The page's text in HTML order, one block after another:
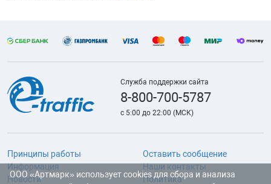
Служба поддержки сайта
8-800-700-5787
с 5:00 до 22:00 (МСК)
Принципы работы
Информация
Новости
Оставить сообщение
Наши контакты
Политика
ООО «Артмарк» использует cookies для сбора и анализа